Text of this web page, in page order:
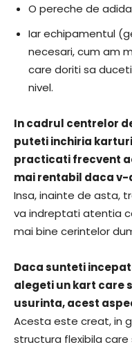
O pereche de
Iar echipamentul
necesari, cum am
care doriti sa
nivel.
In cadrul centrelor
puteti inchiria
practicati frecvent
mai rentabil daca
Insa, inainte de asta,
va indreptati atentia
mai bine cerintelor
Daca sunteti
alegeti un kart care
usurinta, acest
Acesta este creat, in
structura flexibila